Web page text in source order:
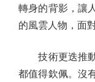
轉身的背影，讓
的風雲人物，面
技術更迭推動
都值得欽佩。沒